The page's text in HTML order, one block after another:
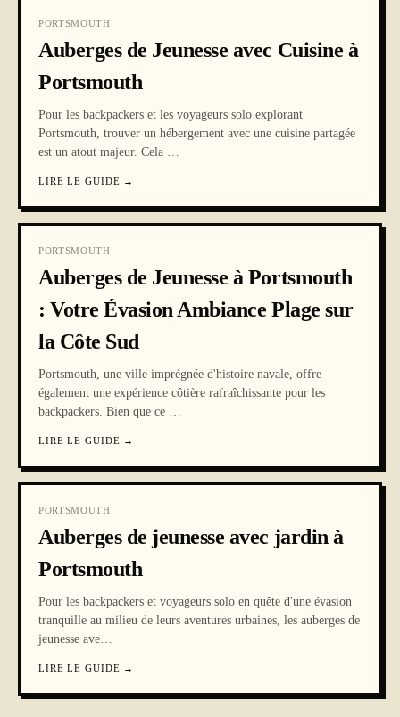
PORTSMOUTH
Auberges de Jeunesse avec Cuisine à
Portsmouth
Pour les backpackers et les voyageurs solo explorant
Portsmouth, trouver un hébergement avec une cuisine partagée
est un atout majeur. Cela …
LIRE LE GUIDE →
PORTSMOUTH
Auberges de Jeunesse à Portsmouth
: Votre Évasion Ambiance Plage sur
la Côte Sud
Portsmouth, une ville imprégnée d'histoire navale, offre
également une expérience côtière rafraîchissante pour les
backpackers. Bien que ce …
LIRE LE GUIDE →
PORTSMOUTH
Auberges de jeunesse avec jardin à
Portsmouth
Pour les backpackers et voyageurs solo en quête d'une évasion
tranquille au milieu de leurs aventures urbaines, les auberges de
jeunesse ave…
LIRE LE GUIDE →